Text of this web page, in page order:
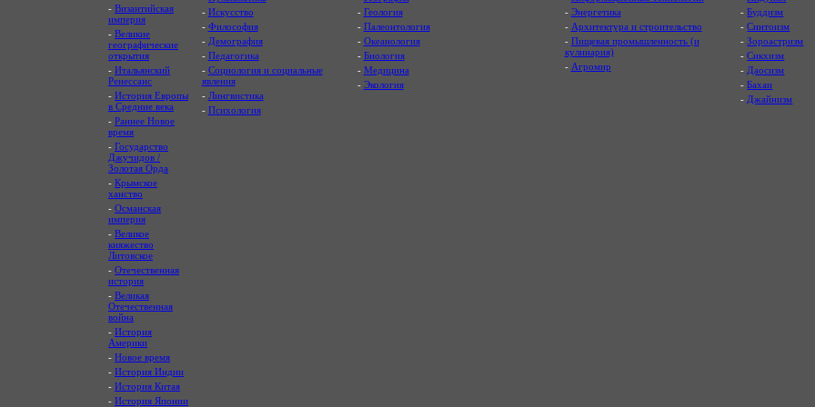
- Византийская
империя
- Великие
географические
открытия
- Итальянский
Ренессанс
- История Европы
в Средние века
- Раннее Новое
время
- Государство
Джучидов /
Золотая Орда
- Крымское
ханство
- Османская
империя
- Великое
княжество
Литовское
- Отечественная
история
- Великая
Отечественная
война
- История
Америки
- Новое время
- История Индии
- История Китая
- История Японии
- Искусство
- Философия
- Демография
- Педагогика
- Социология и социальные
явления
- Лингвистика
- Психология
- Геология
- Палеонтология
- Океанология
- Биология
- Медицина
- Экология
- Энергетика
- Архитектура и строительство
- Пищевая промышленность (и
кулинария)
- Агромир
-Буддизм
-Синтоизм
-Зороастризм
-Сикхизм
- Даосизм
-Бахаи
- Джайнизм